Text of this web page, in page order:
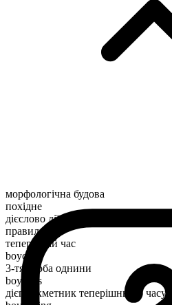
морфологічна будова
похідне
дієслово дії
правильний
теперішній час
boycott
3-тя особа однини
boycotts
дієприкметник теперішнього часу